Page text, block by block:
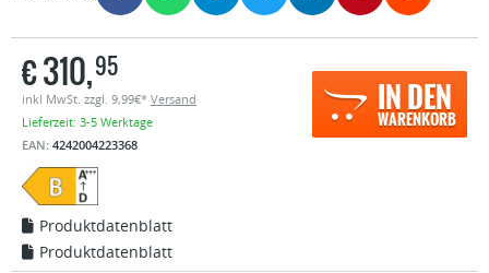
IN DEN
WARENKORB
€310,95
inkl MwSt. zzgl. 9,99€* Versand
Lieferzeit: 3-5 Werktage
EAN: 4242004223368
Produktdatenblatt
Produktdatenblatt